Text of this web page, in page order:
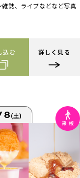
雑誌、ライブなどなど写真
込む 詳しく見る
(土)